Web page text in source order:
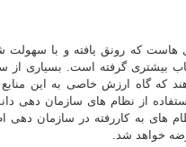
هاست که رونق یافته و با
بیشتری گرفته است. بسیاری از
که گاه ارزش خاصی به این
استفاده از نظام های سازمان
های به کاررفته در سازمان دهی
خواهد شد.